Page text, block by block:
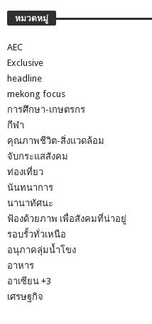
หมวดหมู่
AEC
Exclusive
headline
mekong focus
การศึกษา-เกษตรกร
กีฬา
คุณภาพชีวิต-สิ่งแวดล้อม
จับกระแสสังคม
ท่องเที่ยว
นันทนาการ
นานาทัศนะ
ฟ้องด้วยภาพ เพื่อสังคมที่น่าอยู่
รอบรั้วทั่วเหนือ
อนุภาคลุ่มน้ำโขง
อาหาร
อาเซียน +3
เศรษฐกิจ